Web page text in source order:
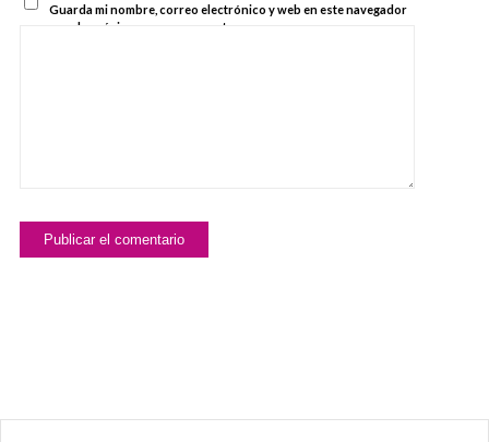
Guarda mi nombre, correo electrónico y web en este navegador
para la próxima vez que comente.